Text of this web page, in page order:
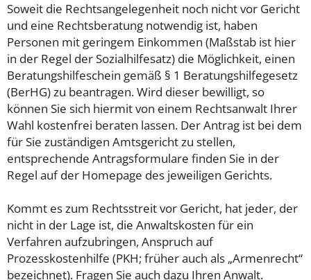
Soweit die Rechtsangelegenheit noch nicht vor Gericht
und eine Rechtsberatung notwendig ist, haben
Personen mit geringem Einkommen (Maßstab ist hier
in der Regel der Sozialhilfesatz) die Möglichkeit, einen
Beratungshilfeschein gemäß § 1 Beratungshilfegesetz
(BerHG) zu beantragen. Wird dieser bewilligt, so
können Sie sich hiermit von einem Rechtsanwalt Ihrer
Wahl kostenfrei beraten lassen. Der Antrag ist bei dem
für Sie zuständigen Amtsgericht zu stellen,
entsprechende Antragsformulare finden Sie in der
Regel auf der Homepage des jeweiligen Gerichts.
Kommt es zum Rechtsstreit vor Gericht, hat jeder, der
nicht in der Lage ist, die Anwaltskosten für ein
Verfahren aufzubringen, Anspruch auf
Prozesskostenhilfe (PKH; früher auch als „Armenrecht“
bezeichnet). Fragen Sie auch dazu Ihren Anwalt.